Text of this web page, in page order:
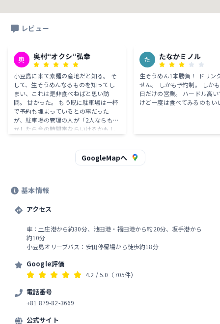
レビュー
奥 奥村“オクシ”弘幸
小豆島に来て素麺の産地だと知る。 そ
して、生そうめんなるものを知ってし
まい、これは是非食べねばと思い訪
問。 甘かった。 もう既に駐車場は一杯
で予約も埋まっているとの事だった
が、駐車場の管理の人が「2人ならもし
かしたら今の時間帯ならいけるかもし
度1台空いたので止めさせて貰った。
そして予約無しの列に並んでいたら30
イミングで予約も並ばずで入れた。 そ
入ってきては帰っていく。 そして肝心
くめちゃくちゃ美味しい。 オリーブ生
そうめんの方が少し柔らかくてオリー
ブの香りが少し感じる。 どちらも凄く
ここは予約してでも食べた方が良い。
た たなかミノル
生そうめん1本勝負！ ドリン
せん。 しかも予約制。 しか
日だけの営業。 ハードル高
けど一度は食べてみるのもい
GoogleMapへ
基本情報
アクセス
車：土庄港から約30分、池田港・福田港から約20分、坂手港から
約10分
小豆島オリーブバス：安田停留場から徒歩約18分
Google評価
4.2 / 5.0 （705件）
電話番号
+81 879-82-3669
公式サイト